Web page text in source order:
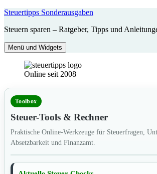
Zum
springen
Steuertipps Sonderausgaben
Steuern sparen – Ratgeber, Tipps und
Menü und Widgets
Online seit 2008
Toolbox
Steuer-Tools & Rechner
Praktische Online-Werkzeuge für Steuerfragen,
Absetzbarkeit und Finanzamt.